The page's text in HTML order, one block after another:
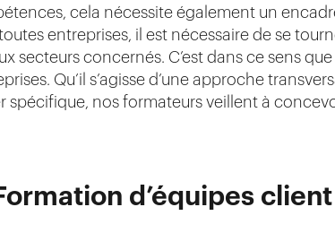
cela nécessite également un
entreprises, il est nécessaire de se
secteurs concernés. C’est dans ce sens
Qu’il s’agisse d’une approche
spécifique, nos formateurs veillent à
d’équipes